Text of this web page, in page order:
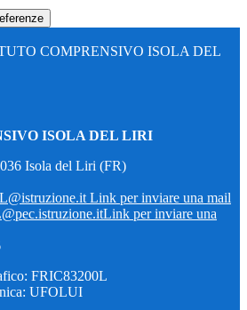
COMPRENSIVO ISOLA DEL
ISOLA DEL LIRI
Isola del Liri (FR)
Link per inviare una mail
Link per inviare una
FRIC83200L
UFOLUI